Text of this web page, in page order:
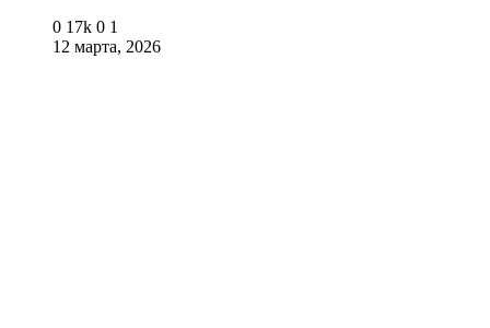
0 17k 0 1
12 марта, 2026